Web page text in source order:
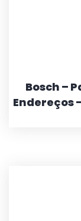
Bosch –
Endereços